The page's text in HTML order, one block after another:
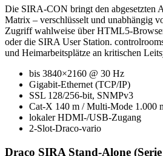
Die SIRA-CON bringt den abgesetzten
Matrix – verschlüsselt und unabhängig
Zugriff wahlweise über HTML5-
oder die SIRA User Station.
und Heimarbeitsplätze an kritischen
bis 3840×2160 @ 30 Hz
Gigabit-Ethernet (TCP/IP)
SSL 128/256-bit, SNMPv3
Cat-X 140 m / Multi-Mode 1.000
lokaler HDMI-/USB-Zugang
2-Slot-Draco-vario
Draco SIRA Stand-Alone